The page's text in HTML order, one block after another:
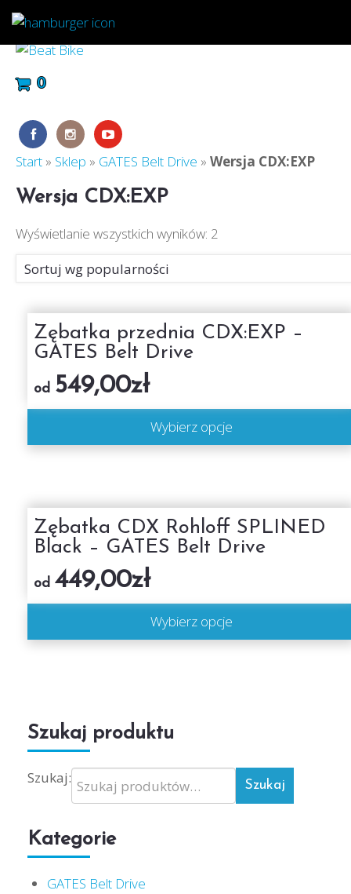
0
Szukaj produktu
Szukaj: Szukaj
Kategorie
GATES Belt Drive
Start » Sklep » GATES Belt Drive » Wersja CDX:EXP
Wersja CDX:EXP
Wyświetlanie wszystkich wyników: 2
Zębatka przednia CDX:EXP –
GATES Belt Drive
od 549,00zł
Wybierz opcje
Zębatka CDX Rohloff SPLINED
Black – GATES Belt Drive
od 449,00zł
Wybierz opcje